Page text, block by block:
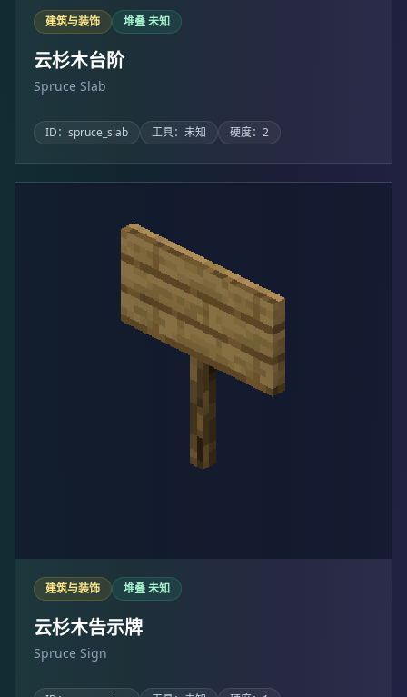
建筑与装饰 堆叠 未知
云杉木台阶
Spruce Slab
ID：spruce_slab 工具：未知 硬度：2
建筑与装饰 堆叠 未知
云杉木告示牌
Spruce Sign